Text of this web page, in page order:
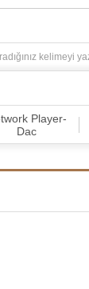
Player-
Dac